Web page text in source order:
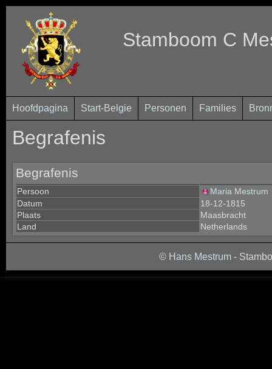
Stamboom C
Hoofdpagina Start-Belgie Personen Families
Begrafenis
Begrafenis
Persoon
Maria Mestrum
Datum
18-12-1815
Plaats
Maasbracht
Land
Netherlands
© Hans Mestrum -